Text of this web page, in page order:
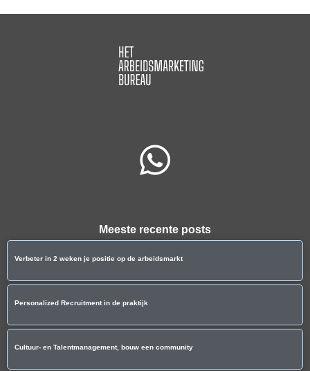
Meeste recente posts
Verbeter in 2 weken je positie op de arbeidsmarkt
Personalized Recruitment in de praktijk
Cultuur- en Talentmanagement, bouw een community